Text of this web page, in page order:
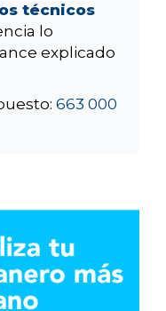
técnicos
lo
explicado
663 000